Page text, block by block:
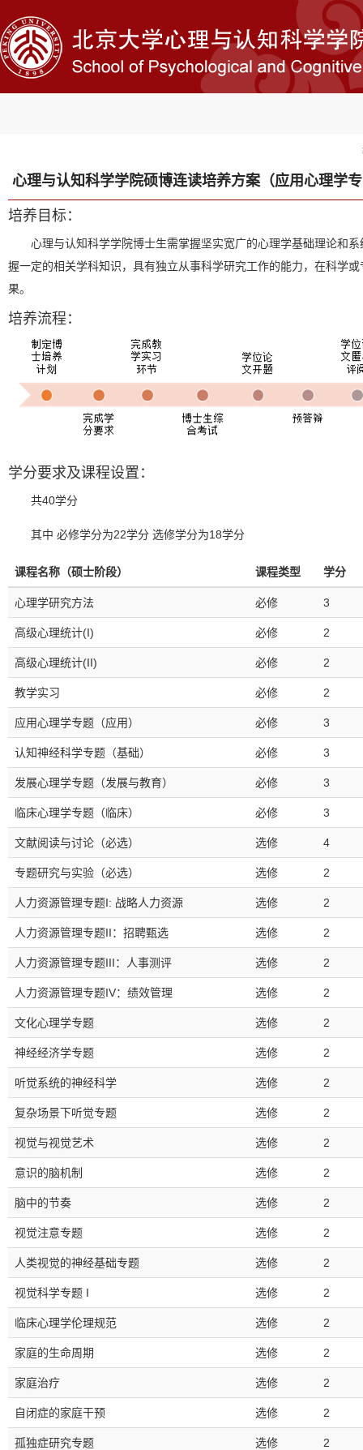
心理与认知科学学院硕博连读培养方案（应用心理学
培养目标：
心理与认知科学学院博士生需掌握坚实宽广的心理学基础理论和
握一定的相关学科知识，具有独立从事科学研究工作的能力，在科学
果。
培养流程：
学分要求及课程设置：
共40学分
其中 必修学分为22学分 选修学分为18学分
课程名称（硕士阶段） 课程类型 学分
心理学研究方法 必修 3
高级心理统计(I) 必修 2
高级心理统计(II) 必修 2
教学实习 必修 2
应用心理学专题（应用） 必修 3
认知神经科学专题（基础） 必修 3
发展心理学专题（发展与教育） 必修 3
临床心理学专题（临床） 必修 3
文献阅读与讨论（必选） 选修 4
专题研究与实验（必选） 选修 2
人力资源管理专题I: 战略人力资源 选修 2
人力资源管理专题II：招聘甄选 选修 2
人力资源管理专题III：人事测评 选修 2
人力资源管理专题IV：绩效管理 选修 2
文化心理学专题 选修 2
神经经济学专题 选修 2
听觉系统的神经科学 选修 2
复杂场景下听觉专题 选修 2
视觉与视觉艺术 选修 2
意识的脑机制 选修 2
脑中的节奏 选修 2
视觉注意专题 选修 2
人类视觉的神经基础专题 选修 2
视觉科学专题 I 选修 2
临床心理学伦理规范 选修 2
家庭的生命周期 选修 2
家庭治疗 选修 2
自闭症的家庭干预 选修 2
孤独症研究专题 选修 2